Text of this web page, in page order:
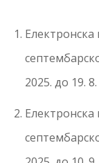
2025. до 19.
Електронска